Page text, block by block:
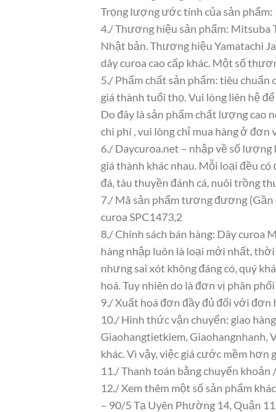
Trọng lượng ước tính của sản phẩm:
4./ Thương hiệu sản phẩm: Mitsuba
Nhật bản. Thương hiệu Yamatachi
dây curoa cao cấp khác. Một số
5./ Phẩm chất sản phẩm: tiêu
giá thành tuổi thọ. Vui lòng liên hệ
Do đây là sản phẩm chất lượng cao
chi phí , vui lòng chỉ mua hàng ở đơn
6./ Daycuroa.net – nhập về số
giá thành khác nhau. Mỗi loại đều
đá, tàu thuyền đánh cá, nuôi trồng
7./ Mã sản phẩm tương đương (Gần
curoa SPC1473,2
8./ Chính sách bán hàng: Dây curoa
hàng nhập luôn là loại mới nhất, thời
nhưng sai xót không đáng có, quý
hoá. Tuy nhiên do là đơn vị phân
9./ Xuất hoá đơn đầy đủ đối với đơn
10./ Hình thức vận chuyển: giao
Giaohangtietkiem, Giaohangnhanh,
khác. Vì vậy, việc giá cước mềm hơn
11./ Thanh toán bằng chuyển khoản
12./ Xem thêm một số sản phẩm
– 90/5 Tạ Uyên Phường 14, Quận